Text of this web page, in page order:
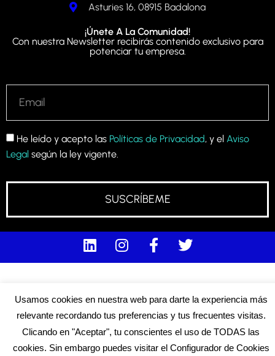
Asturies 16, 08915 Badalona
¡Únete A La Comunidad!
Con nuestra Newsletter recibirás contenido exclusivo para
potenciar tu empresa.
He leído y acepto las Políticas de Privacidad, y el Aviso
Legal según la ley vigente.
SUSCRÍBEME
Usamos cookies en nuestra web para darte la experiencia más
relevante recordando tus preferencias y tus frecuentes visitas.
Clicando en "Aceptar", tu conscientes el uso de TODAS las
cookies. Sin embargo puedes visitar el Configurador de Cookies